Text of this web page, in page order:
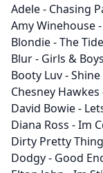
Adele - Chasing
Amy Winehouse
Blondie - The
Blur - Girls & Boys
Booty Luv - Shine
Chesney
David Bowie -
Diana Ross - Im
Dirty Pretty
Dodgy - Good